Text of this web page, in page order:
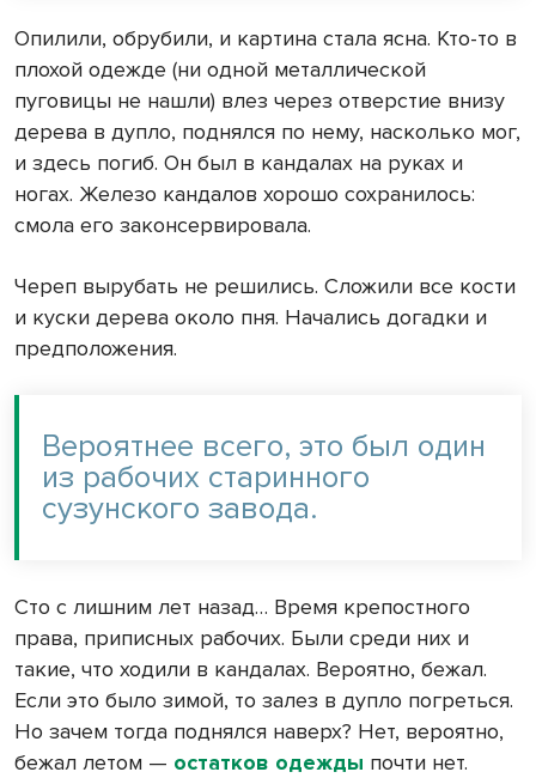
Опилили, обрубили, и картина стала ясна. Кто-то в
плохой одежде (ни одной металлической
пуговицы не нашли) влез через отверстие внизу
дерева в дупло, поднялся по нему, насколько мог,
и здесь погиб. Он был в кандалах на руках и
ногах. Железо кандалов хорошо сохранилось:
смола его законсервировала.
Череп вырубать не решились. Сложили все кости
и куски дерева около пня. Начались догадки и
предположения.
Вероятнее всего, это был один
из рабочих старинного
сузунского завода.
Сто с лишним лет назад… Время крепостного
права, приписных рабочих. Были среди них и
такие, что ходили в кандалах. Вероятно, бежал.
Если это было зимой, то залез в дупло погреться.
Но зачем тогда поднялся наверх? Нет, вероятно,
бежал летом — остатков одежды почти нет.